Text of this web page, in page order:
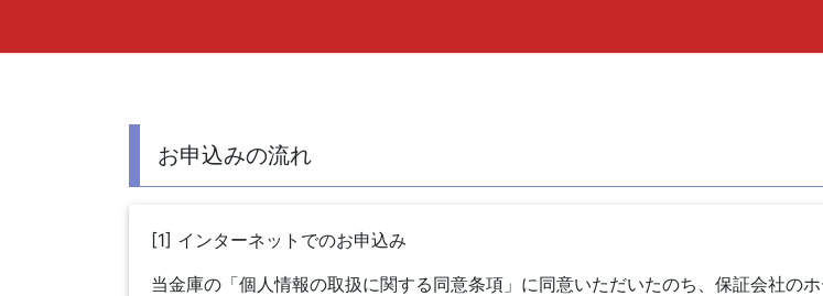
お申込みの流れ
[1] インターネットでのお申込み
当金庫の「個人情報の取扱に関する同意条項」に同意いただいたのち、保証会社の